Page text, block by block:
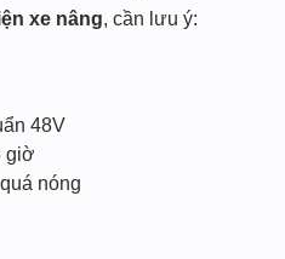
xe nâng, cần lưu ý:
48V
giờ
nóng